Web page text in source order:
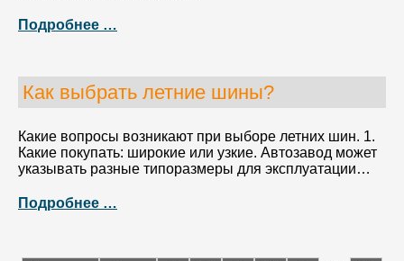
Подробнее …
Как выбрать летние шины?
Какие вопросы возникают при выборе летних шин. 1.
Какие покупать: широкие или узкие. Автозавод может
указывать разные типоразмеры для эксплуатации…
Подробнее …